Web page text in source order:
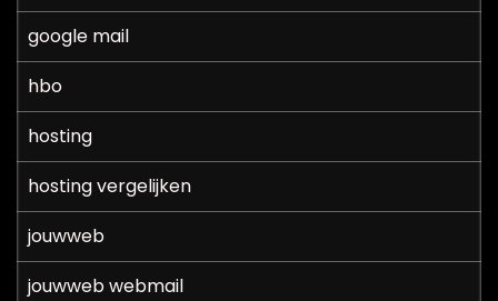
google mail
hbo
hosting
hosting vergelijken
jouwweb
jouwweb webmail